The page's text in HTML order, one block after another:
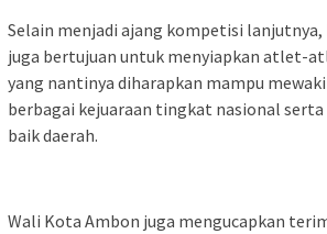
Selain menjadi ajang kompetisi
juga bertujuan untuk menyiapkan atlet-
yang nantinya diharapkan mampu
berbagai kejuaraan tingkat nasional
baik daerah.
Wali Kota Ambon juga mengucapkan